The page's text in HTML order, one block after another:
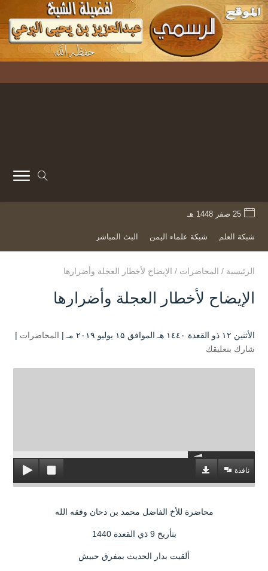
25 صفر 1448 هـ
شبكة العلم شبكة علماء اليمن البث المباشر
الرئيسية / المحاضرات / الإيضاح لأخطار العجلة وأضرارها
الإيضاح لأخطار العجلة وأضرارها
الأثنين ۱۲ ذو القعدة ۱٤٤۰ هـ الموافق ۱۵ يوليو ۲۰۱۹ مـ | المحاضرات |
شارك بتعليقك
نافذة
محاضرة للأخ الفاضل محمد بن دحان وفقه الله
بتأريخ 9 ذي القعدة 1440
ألقيت بدار الحديث بمفرق حبيش